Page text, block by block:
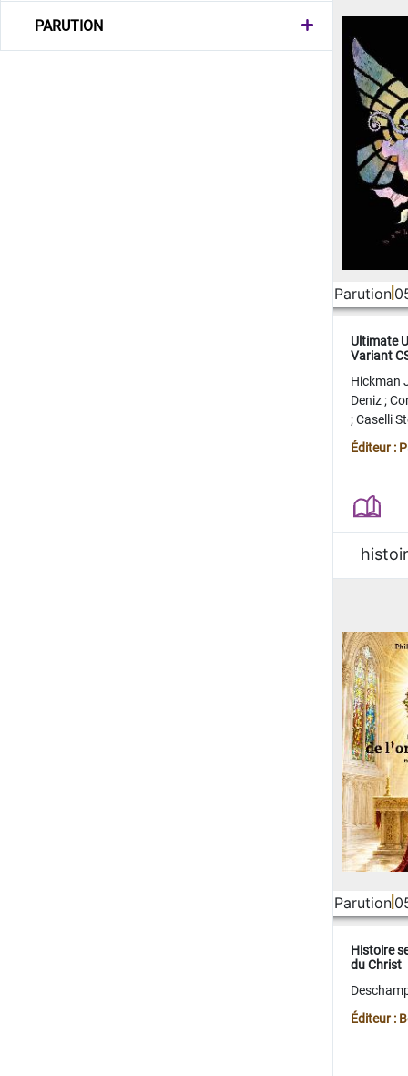
PARUTION
Parution
Ultimate
Variant
Hickman
Deniz;
;Caselli
Juan
Éditeur :
Parution
Histoire
du Christ
Éditeur :